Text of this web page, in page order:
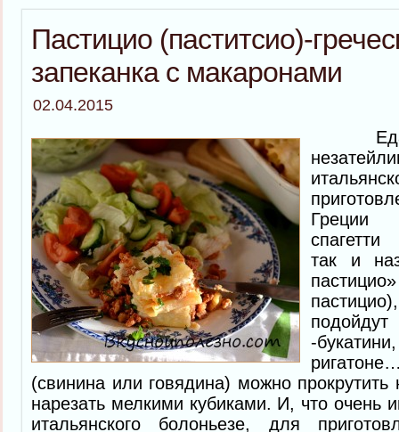
Пастицио (паститсио)-
запеканка с макаронами
02.04.2015
Еда
Греции
спагетти
так и
-
(свинина или говядина) можно
нарезать мелкими кубиками. И, что очень
итальянского болоньезе, для